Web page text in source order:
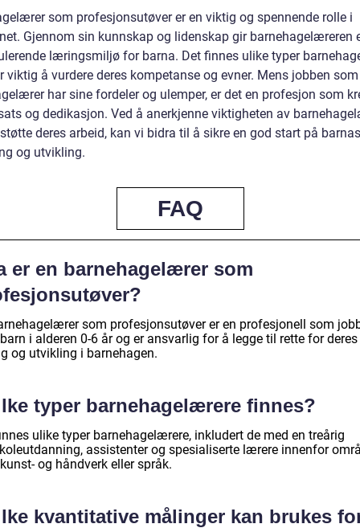
som profesjonsutøver er en viktig og spennende rolle i
Gjennom sin kunnskap og lidenskap gir barnehagelæreren
læringsmiljø for barna. Det finnes ulike typer
viktig å vurdere deres kompetanse og evner. Mens jobben som
har sine fordeler og ulemper, er det en profesjon som
og dedikasjon. Ved å anerkjenne viktigheten av
deres arbeid, kan vi bidra til å sikre en god start på barnas
og utvikling.
FAQ
er en barnehagelærer som
som profesjonsutøver er en profesjonell som
i alderen 0-6 år og er ansvarlig for å legge til rette for deres
og utvikling i barnehagen.
typer barnehagelærere finnes?
ulike typer barnehagelærere, inkludert de med en treårig
assistenter og spesialiserte lærere innenfor
og håndverk eller språk.
kvantitative målinger kan brukes